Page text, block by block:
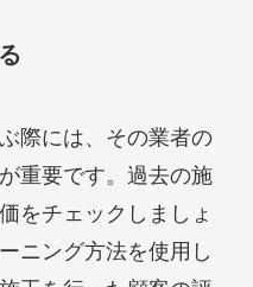
際には、その業者の
重要です。過去の施
をチェックしましょ
ニング方法を使用し